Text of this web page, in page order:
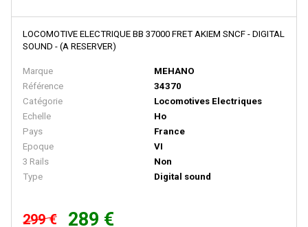
LSMODELS
MABAR
MAKETTE
MANTUA
MARCEL JOLLY MODELISME
MARKLIN HAMO
LOCOMOTIVE ELECTRIQUE BB 37000 FRET AKIEM SNCF - DIGITAL
SOUND - (A RESERVER)
Marque
MEHANO
Référence
34370
Catégorie
Locomotives Electriques
Echelle
Ho
Pays
France
Epoque
VI
3 Rails
Non
Type
Digital sound
299 € 289 €